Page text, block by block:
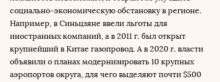
социально-экономическую обстановку в регионе.
Например, в Синьцзяне ввели льготы для
иностранных компаний, а в 2011 г. был открыт
крупнейший в Китае газопровод. А в 2020 г. власти
объявили о планах модернизировать 10 крупных
аэропортов округа, для чего выделяют почти $500